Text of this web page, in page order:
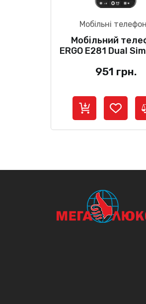
Мобільні
Мобільний
ERGO E281 Dual
951 грн.